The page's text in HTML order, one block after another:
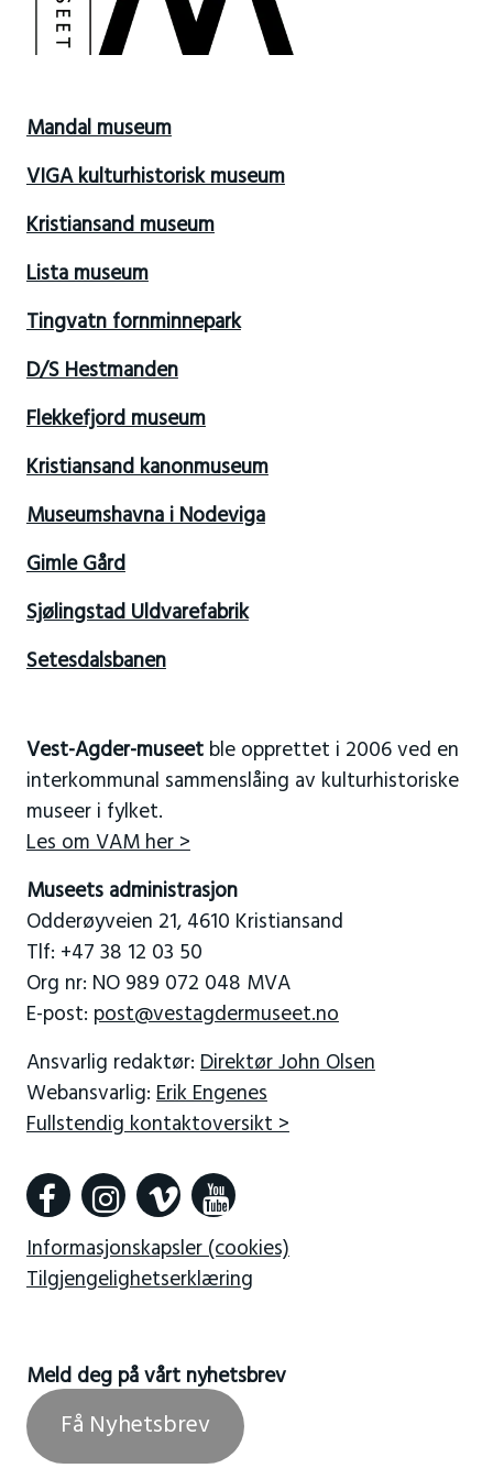
Mandal museum
VIGA kulturhistorisk museum
Kristiansand museum
Lista museum
Tingvatn fornminnepark
D/S Hestmanden
Flekkefjord museum
Kristiansand kanonmuseum
Museumshavna i Nodeviga
Gimle Gård
Sjølingstad Uldvarefabrik
Setesdalsbanen
Vest-Agder-museetble opprettet i 2006 ved en
interkommunal sammenslåing av kulturhistoriske
museer i fylket.
Les om VAM her >
Museets administrasjon
Odderøyveien 21, 4610 Kristiansand
Tlf: +47 38 12 03 50
Org nr: NO 989 072 048 MVA
E-post: post@vestagdermuseet.no
Ansvarlig redaktør: Direktør John Olsen
Webansvarlig: Erik Engenes
Fullstendig kontaktoversikt >
Informasjonskapsler (cookies)
Tilgjengelighetserklæring
Meld deg på vårt nyhetsbrev
Få Nyhetsbrev